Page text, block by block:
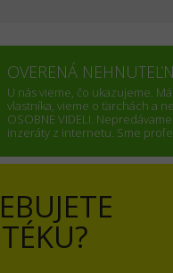
OVERENÁ
U nás vieme, čo ukazujeme.
vlastníka, vieme o ťarchách a
OSOBNE VIDELI.
inzeráty z internetu. Sme